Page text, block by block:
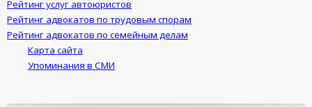
Рейтинг услуг автоюристов
Рейтинг адвокатов по трудовым спорам
Рейтинг адвокатов по семейным делам
Карта сайта
Упоминания в СМИ